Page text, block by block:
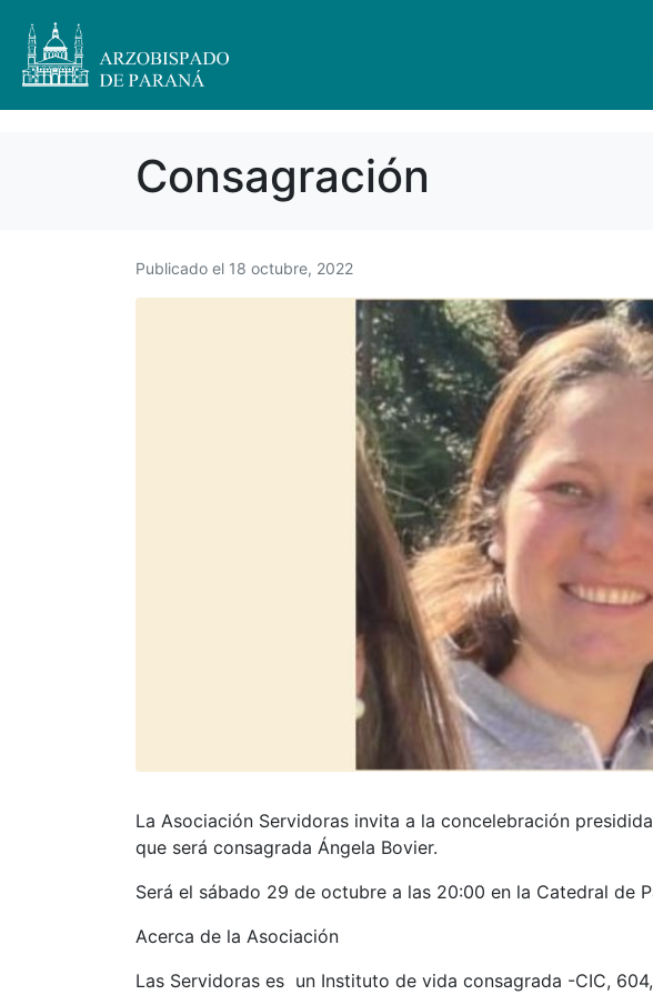
Consagración
Publicado el 18 octubre, 2022
La Asociación Servidoras invita a la concelebración
que será consagrada Ángela Bovier.
Será el sábado 29 de octubre a las 20:00 en la Catedral de
Acerca de la Asociación
Las Servidoras es un Instituto de vida consagrada -CIC,